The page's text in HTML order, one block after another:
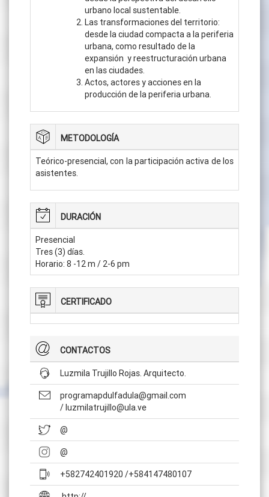
urbano local sustentable.
Las transformaciones del territorio:
desde la ciudad compacta a la periferia
urbana, como resultado de la
expansión y reestructuración urbana
en las ciudades.
Actos, actores y acciones en la
producción de la periferia urbana.
METODOLOGÍA
Teórico-presencial, con la participación activa de los
asistentes.
DURACIÓN
Presencial
Tres (3) días.
Horario: 8 -12 m / 2-6 pm
CERTIFICADO
CONTACTOS
Luzmila Trujillo Rojas. Arquitecto.
programapdulfadula@gmail.com
/ luzmilatrujillo@ula.ve
@
@
+582742401920 /+584147480107